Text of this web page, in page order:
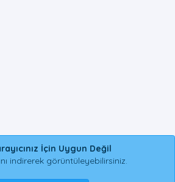
İçin Uygun Değil
indirerek görüntüleyebilirsiniz.